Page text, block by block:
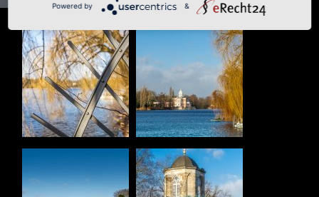
Powered by &